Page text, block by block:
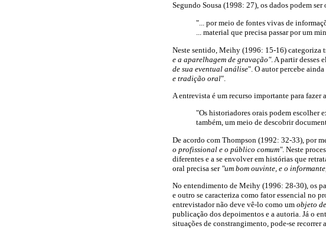
Segundo Sousa (1998: 27), os dados podem ser
"... por meio de fontes vivas de
... material que precisa passar por um
Neste sentido, Meihy (1996: 15-16) categoriza
e a aparelhagem de gravação". A partir desses
de sua eventual análise". O autor percebe
e tradição oral".
A entrevista é um recurso importante para
"Os historiadores orais podem escolher
também, um meio de descobrir
De acordo com Thompson (1992: 32-33), por
o profissional e o público comum". Neste
diferentes e a se envolver em histórias que
oral precisa ser "um bom ouvinte, e o
No entendimento de Meihy (1996: 28-30), os
e outro se caracteriza como fator essencial no
entrevistador não deve vê-lo como um objeto
publicação dos depoimentos e a autoria. Já o
situações de constrangimento, pode-se recorrer